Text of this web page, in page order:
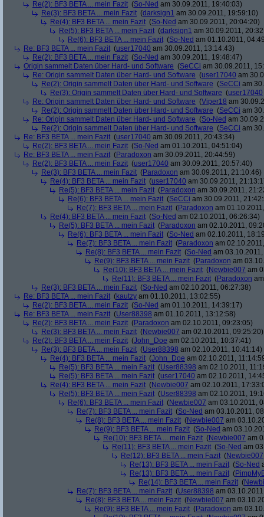
Re(2): BF3 BETA ... mein Fazit (So-Ned am 30.09.2011, 19:40:03)
Re(3): BF3 BETA ... mein Fazit (darksign1 am 30.09.2011, 19:59:10)
Re(4): BF3 BETA ... mein Fazit (So-Ned am 30.09.2011, 20:04:20)
Re(5): BF3 BETA ... mein Fazit (darksign1 am 30.09.2011,
Re(6): BF3 BETA ... mein Fazit (So-Ned am 01.10.2011,
Re: BF3 BETA ... mein Fazit (user17040 am 30.09.2011, 13:14:43)
Re(2): BF3 BETA ... mein Fazit (So-Ned am 30.09.2011, 19:48:47)
Origin sammelt Daten über Hard- und Software (SeCCi am 30.09.2011,
Re: Origin sammelt Daten über Hard- und Software (user17040 am
Re(2): Origin sammelt Daten über Hard- und Software (SeCCi am
Re(3): Origin sammelt Daten über Hard- und Software (user17040
Re: Origin sammelt Daten über Hard- und Software (Viper18 am
Re(2): Origin sammelt Daten über Hard- und Software (SeCCi am
Re: Origin sammelt Daten über Hard- und Software (So-Ned am
Re(2): Origin sammelt Daten über Hard- und Software (SeCCi am
Re: BF3 BETA ... mein Fazit (user17040 am 30.09.2011, 20:43:34)
Re(2): BF3 BETA ... mein Fazit (So-Ned am 01.10.2011, 04:51:04)
Re: BF3 BETA ... mein Fazit (Paradoxon am 30.09.2011, 20:44:59)
Re(2): BF3 BETA ... mein Fazit (user17040 am 30.09.2011, 20:57:40)
Re(3): BF3 BETA ... mein Fazit (Paradoxon am 30.09.2011, 21:10:46)
Re(4): BF3 BETA ... mein Fazit (user17040 am 30.09.2011,
Re(5): BF3 BETA ... mein Fazit (Paradoxon am 30.09.2011,
Re(6): BF3 BETA ... mein Fazit (SeCCi am 30.09.2011,
Re(7): BF3 BETA ... mein Fazit (Paradoxon am
Re(4): BF3 BETA ... mein Fazit (So-Ned am 02.10.2011, 06:26:34)
Re(5): BF3 BETA ... mein Fazit (Paradoxon am 02.10.2011,
Re(6): BF3 BETA ... mein Fazit (So-Ned am 02.10.2011,
Re(7): BF3 BETA ... mein Fazit (Paradoxon am
Re(8): BF3 BETA ... mein Fazit (So-Ned am
Re(9): BF3 BETA ... mein Fazit (Paradoxon am
Re(10): BF3 BETA ... mein Fazit (Newbie007 am
Re(11): BF3 BETA ... mein Fazit (Paradoxon
Re(3): BF3 BETA ... mein Fazit (So-Ned am 02.10.2011, 06:27:38)
Re: BF3 BETA ... mein Fazit (kautzy am 01.10.2011, 13:02:55)
Re(2): BF3 BETA ... mein Fazit (So-Ned am 01.10.2011, 14:39:17)
Re: BF3 BETA ... mein Fazit (User88398 am 01.10.2011, 13:12:58)
Re(2): BF3 BETA ... mein Fazit (Paradoxon am 02.10.2011, 09:23:05)
Re(3): BF3 BETA ... mein Fazit (Newbie007 am 02.10.2011, 09:25:20)
Re(2): BF3 BETA ... mein Fazit (John_Doe am 02.10.2011, 10:37:41)
Re(3): BF3 BETA ... mein Fazit (User88398 am 02.10.2011, 10:41:14)
Re(4): BF3 BETA ... mein Fazit (John_Doe am 02.10.2011,
Re(5): BF3 BETA ... mein Fazit (User88398 am 02.10.2011,
Re(5): BF3 BETA ... mein Fazit (user17040 am 02.10.2011,
Re(4): BF3 BETA ... mein Fazit (Newbie007 am 02.10.2011,
Re(5): BF3 BETA ... mein Fazit (User88398 am 02.10.2011,
Re(6): BF3 BETA ... mein Fazit (Newbie007 am 03.10.2011,
Re(7): BF3 BETA ... mein Fazit (So-Ned am 03.10.2011,
Re(8): BF3 BETA ... mein Fazit (Newbie007 am
Re(9): BF3 BETA ... mein Fazit (So-Ned am
Re(10): BF3 BETA ... mein Fazit (Newbie007 am
Re(11): BF3 BETA ... mein Fazit (So-Ned am
Re(12): BF3 BETA ... mein Fazit (Newbie007
Re(13): BF3 BETA ... mein Fazit (So-Ned
Re(13): BF3 BETA ... mein Fazit (
Re(14): BF3 BETA ... mein Fazit (
Re(7): BF3 BETA ... mein Fazit (User88398 am
Re(8): BF3 BETA ... mein Fazit (Newbie007 am
Re(9): BF3 BETA ... mein Fazit (Paradoxon am